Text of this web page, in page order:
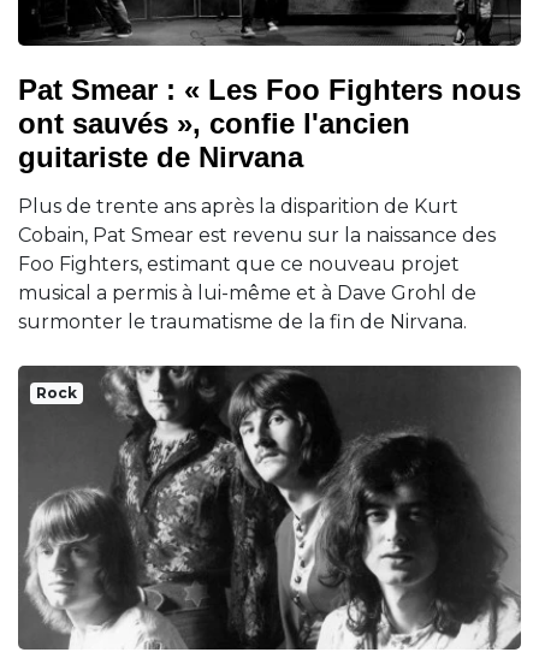
Pat Smear : « Les Foo Fighters nous
ont sauvés », confie l'ancien
guitariste de Nirvana
Plus de trente ans après la disparition de Kurt
Cobain, Pat Smear est revenu sur la naissance des
Foo Fighters, estimant que ce nouveau projet
musical a permis à lui-même et à Dave Grohl de
surmonter le traumatisme de la fin de Nirvana.
Rock